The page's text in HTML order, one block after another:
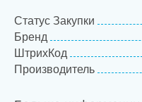
Статус Закупки
Бренд
ШтрихКод
Производитель